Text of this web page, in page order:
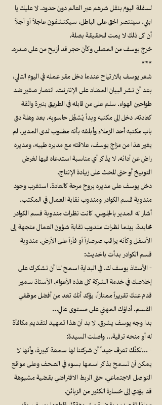
لسفلة اليوم بنقل شرهم عبر العالم دون حدود. لا عليك يا
ابني. سينتصر الحق على الباطل، سيكتشفون عاجلاً أو آجلاً
أن كل ذلك لا يمت للحقيقة بصلة.
خرج يوسف من المصلى وكأن حجر قد أزيح من على صدره.
***
شعر يوسف بالارتياح عندما دخل مقر عمله في اليوم التالي،
بعد أن نشر البيان المضاد على الإنترنت. انتصار صغير ضد
طواحين الهواء. سلم على من قابله في الطريق بنبرة واثقة
كعادته. دخل إلى مكتبه وبدأ يُشغِّل حاسوبه. بعد وهلة دق
باب مكتبه أحد الزملاء وأبلغه بأنه مطلوب لدى المدير. لم
يغير هذا من مزاج يوسف، علاقته مع مديره طيبه، ومديره
راض عن أدائه. لا يذكر أي مناسبة استدعاه فيها لغرض
التوبيخ أو حتى للحث على زيادة الإنتاج.
دخل يوسف على مديره بروح مرحة كالعادة. استغرب وجود
مندوبة قسم الكوادر ومندوب نقابة العمال في المكتب.
أشار له المدير بالجلوس. كانت نظرات مندوبة قسم الكوادر
محايدة، بينما نظرات مندوب نقابة شؤون العمال متجهة إلى
الأسفل وكأنه يراقب صرصاراً أو فأراً على الأرض. مندوبة
قسم الكوادر بدأت بالحديث:
- الأستاذ يوسف ك. في البداية اسمح لنا أن نشكرك على
إخلاصك في خدمة الشركة كل هذه الأعوام. الأستاذ سمير
قدم عنك تقريراً ممتازاً، يؤكد أنك تعد من أفضل موظفي
القسم. أداؤك المهني على مستوى عالٍ…
بدا وجه يوسف يشرق. لا بد أن هذا تمهيد لتقديم مكافأة
له أو منحه ترقية… واصلت السيدة:
- …لكنَّك تعرف جيداً أن شركتنا لها سمعة كبيرة، وأنها لا
يمكن أن تسمح بذكر اسمها بسوء في الصحف وعلى مواقع
التواصل الاجتماعي. حتى الربط الافتراضي بقضية مشبوهة
قد يؤدي إلى خسارة الكثير من الزبائن.